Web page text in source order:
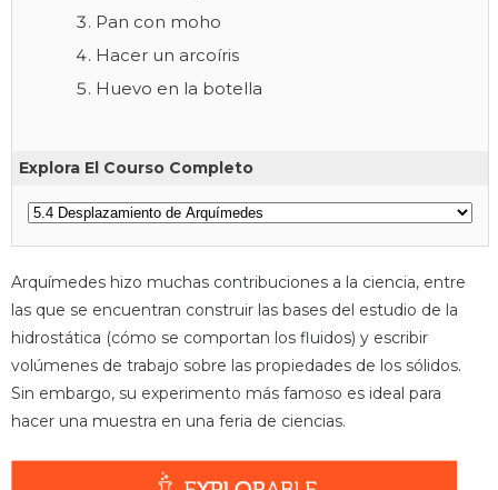
Pan con moho
Hacer un arcoíris
Huevo en la botella
Explora El Courso Completo
Arquímedes hizo muchas contribuciones a la ciencia, entre
las que se encuentran construir las bases del estudio de la
hidrostática (cómo se comportan los fluidos) y escribir
volúmenes de trabajo sobre las propiedades de los sólidos.
Sin embargo, su experimento más famoso es ideal para
hacer una muestra en una feria de ciencias.